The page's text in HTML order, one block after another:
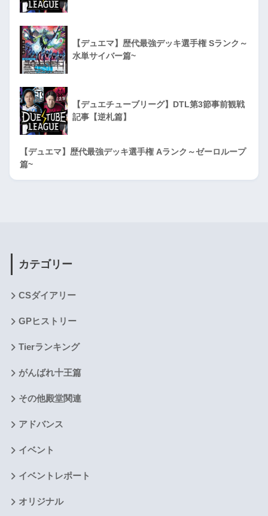
【デュエマ】歴代最強デッキ選手権 Sランク～
水単サイバー篇~
【デュエチューブリーグ】DTL第3節事前観戦
記事【逆札篇】
【デュエマ】歴代最強デッキ選手権 Aランク～ゼーロループ
篇~
カテゴリー
CSダイアリー
GPヒストリー
Tierランキング
がんばれ十王篇
その他殿堂関連
アドバンス
イベント
イベントレポート
オリジナル